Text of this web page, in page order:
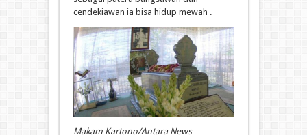
cendekiawan ia bisa hidup mewah .
Makam Kartono/Antara News